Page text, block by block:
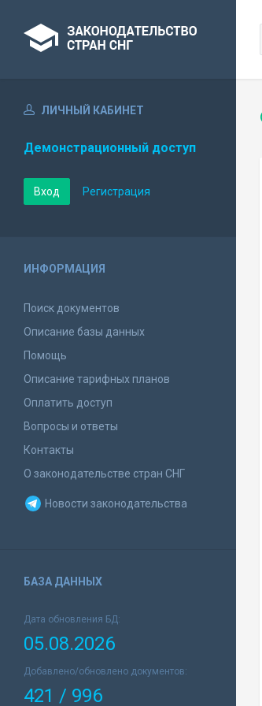
ЛИЧНЫЙ КАБИНЕТ
Демонстрационный доступ
Вход Регистрация
ИНФОРМАЦИЯ
Поиск документов
Описание базы данных
Помощь
Описание тарифных планов
Оплатить доступ
Вопросы и ответы
Контакты
О законодательстве стран СНГ
Новости законодательства
БАЗА ДАННЫХ
Дата обновления БД:
05.08.2026
Добавлено/обновлено документов:
421 / 996